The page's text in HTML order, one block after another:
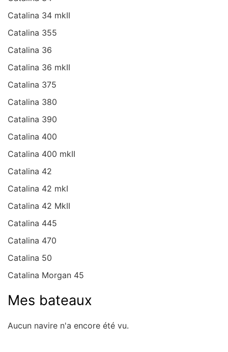
Catalina 34 mkII
Catalina 355
Catalina 36
Catalina 36 mkII
Catalina 375
Catalina 380
Catalina 390
Catalina 400
Catalina 400 mkII
Catalina 42
Catalina 42 mkI
Catalina 42 MkII
Catalina 445
Catalina 470
Catalina 50
Catalina Morgan 45
Mes bateaux
Aucun navire n'a encore été vu.